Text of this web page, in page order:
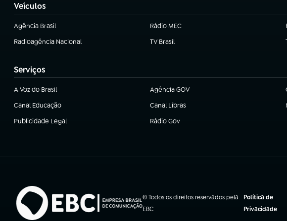
Veículos
Agência Brasil
(abre em nova aba) Rádio MEC
Radioagência Nacional
(abre em nova aba) TV Brasil
(abre em nova aba)
Serviços
A Voz do Brasil
(abre em nova aba) Agência GOV
(abre em nova aba)
Canal Educação
(abre em nova aba) Canal Libras
(abre em nova aba)
Publicidade Legal
(abre em nova aba) Rádio Gov
(abre em nova aba)
© Todos os direitos reservados pela
EBC
Política de
Privacidade
(abre em nova